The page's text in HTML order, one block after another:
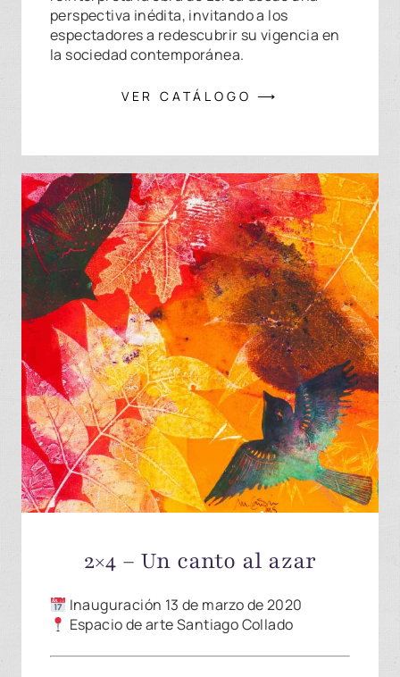
perspectiva inédita, invitando a los
espectadores a redescubrir su vigencia en
la sociedad contemporánea.
VER CATÁLOGO ⟶
2×4 – Un canto al azar
Inauguración 13 de marzo de 2020
Espacio de arte Santiago Collado